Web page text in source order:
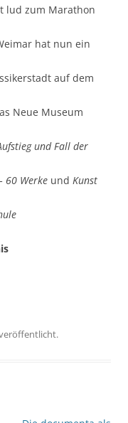
lud zum Marathon
hat nun ein
auf dem
Neue Museum
und Fall der
60 Werke und Kunst